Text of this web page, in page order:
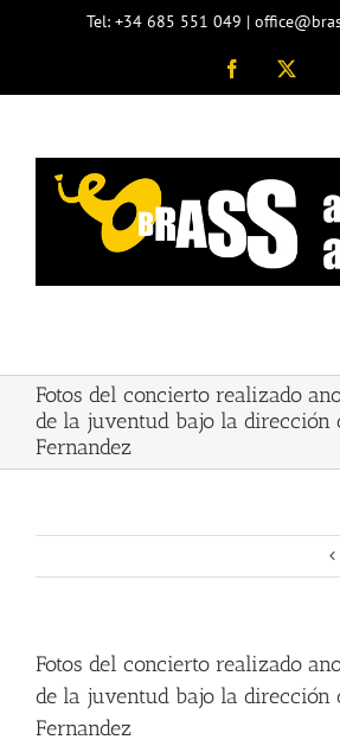
Tel: +34 685 551 049 |
Facebook
Fotos del concierto realizado
de la juventud bajo la dirección
Fernandez
Fotos del concierto realizado
de la juventud bajo la dirección
Fernandez